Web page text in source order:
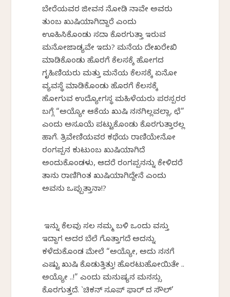
ಬೇರೆಯವರ ಜೀವನ ನೋಡಿ ನಾವೇ ಅವರು
ತುಂಬ ಖುಷಿಯಾಗಿದ್ದಾರೆ ಎಂದು
ಊಹಿಸಿಕೊಂಡು ಸದಾ ಕೊರಗುತ್ತಾ ಇರುವ
ಮನೋಜಾಡ್ಯವೇ ಇದು? ಮನೆಯ ದೇಖರೇಖಿ
ಮಾಡಿಕೊಂಡು ಹೊರಗೆ ಕೆಲಸಕ್ಕೆ ಹೋಗದ
ಗೃಹಿಣಿಯರು ಮತ್ತು ಮನೆಯ ಕೆಲಸಕ್ಕೆ ಏನೋ
ವ್ಯವಸ್ಥೆ ಮಾಡಿಕೊಂಡು ಹೊರಗೆ ಕೆಲಸಕ್ಕೆ
ಹೋಗುವ ಉದ್ಯೋಗಸ್ಥ ಮಹಿಳೆಯರು ಪರಸ್ಪರರ
ಬಗ್ಗೆ “ಅಯ್ಯೋ ಆಕೆಯ ಖುಷಿ ನನಗಿಲ್ಲವಲ್ಲಾ, ಛೆ”
ಎಂದು ಅಸೂಯೆ ಪಟ್ಟುಕೊಂಡು ಕೊರಗುತ್ತಾರಲ್ಲ
ಹಾಗೆ. ತ್ರಿವೇಣಿಯವರ ಕಥೆಯ ರಾಣಿಯೇನೋ
ರಂಗಪ್ಪನ ಕುಟುಂಬ ಖುಷಿಯಾಗಿದೆ
ಅಂದುಕೊಂಡಳು, ಆದರೆ ರಂಗಪ್ಪನನ್ನು ಕೇಳಿದರೆ
ತಾನು ರಾಣಿಗಿಂತ ಖುಷಿಯಾಗಿದ್ದೇನೆ ಎಂದು
ಅವನು ಒಪ್ಪುತ್ತಾನಾ!?
ಇನ್ನು ಕೆಲವು ಸಲ ನಮ್ಮ ಬಳಿ ಒಂದು ವಸ್ತು
ಇದ್ದಾಗ ಅದರ ಬೆಲೆ ಗೊತ್ತಾಗದೆ ಅದನ್ನು
ಕಳೆದುಕೊಂಡ ಮೇಲೆ “ಅಯ್ಯೋ, ಅದು ನನಗೆ
ಎಷ್ಟು ಖುಷಿ ಕೊಡುತ್ತಿತ್ತು! ಹೊರಟುಹೋಯಿತೇ ..
ಅಯ್ಯೋ ..!” ಎಂದು ಮನುಷ್ಯನ ಮನಸ್ಸು
ಕೊರಗುತ್ತದೆ. `ಚಿಕನ್ ಸೂಪ್ ಫಾರ್ ದ ಸೌಲ್’